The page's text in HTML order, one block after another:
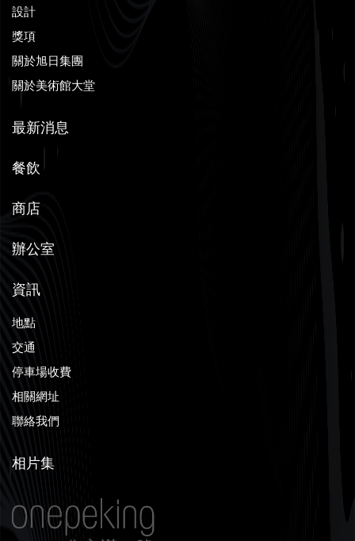
設計
獎項
關於旭日集團
關於美術館大堂
最新消息
餐飲
商店
辦公室
資訊
地點
交通
停車場收費
相關網址
聯絡我們
相片集